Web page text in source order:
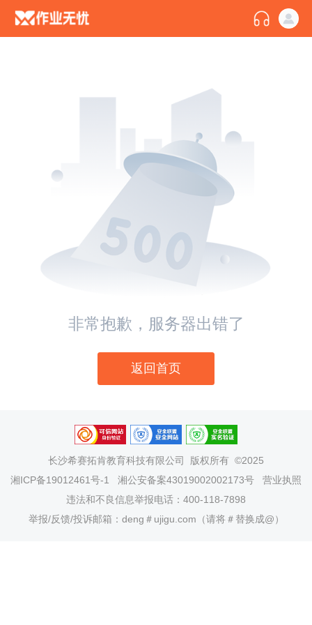
非常抱歉，服务器出错了
返回首页
长沙希赛拓肯教育科技有限公司
版权所有 ©2025
湘ICP备19012461号-1
湘公安备案43019002002173号
营业执照
违法和不良信息举报电话：400-118-7898
举报/反馈/投诉邮箱：deng＃ujigu.com（请将＃替换成@）